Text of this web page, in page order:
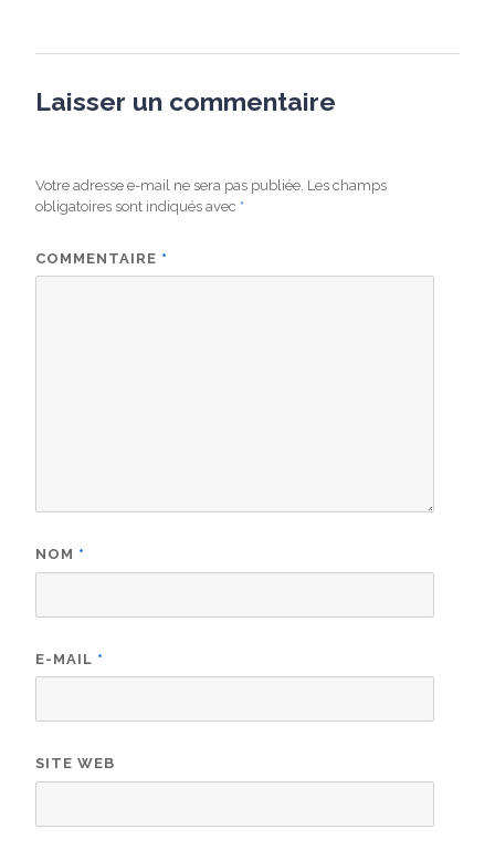
Laisser un commentaire
Votre adresse e-mail ne sera pas publiée. Les champs
obligatoires sont indiqués avec *
COMMENTAIRE *
NOM *
E-MAIL *
SITE WEB